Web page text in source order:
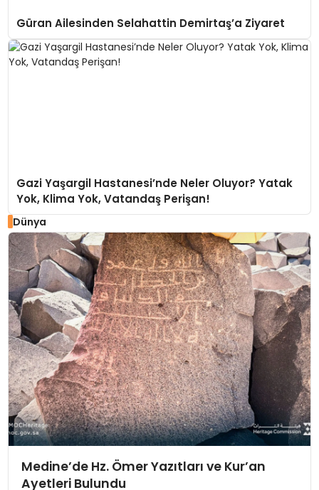
Güran Ailesinden Selahattin Demirtaş’a Ziyaret
Gazi Yaşargil Hastanesi’nde Neler Oluyor? Yatak
Yok, Klima Yok, Vatandaş Perişan!
Dünya
Medine’de Hz. Ömer Yazıtları ve Kur’an
Ayetleri Bulundu